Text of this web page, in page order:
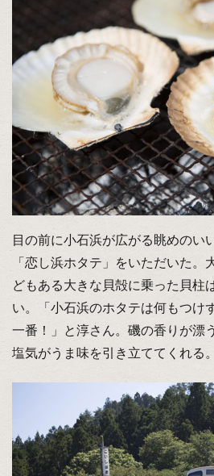
目の前に小石浜が広がる眺めのい
「恋し浜ホタテ」をいただいた。
どもある大きな貝殻に乗った貝柱
い。「小石浜のホタテは何もつけ
一番！」と淳さん。磯の香りが漂
塩気がうま味を引き立ててくれる。